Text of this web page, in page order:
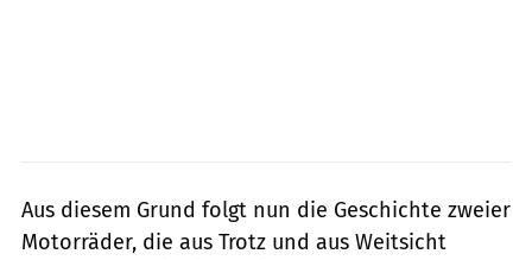
Aus diesem Grund folgt nun die Geschichte zweier
Motorräder, die aus Trotz und aus Weitsicht